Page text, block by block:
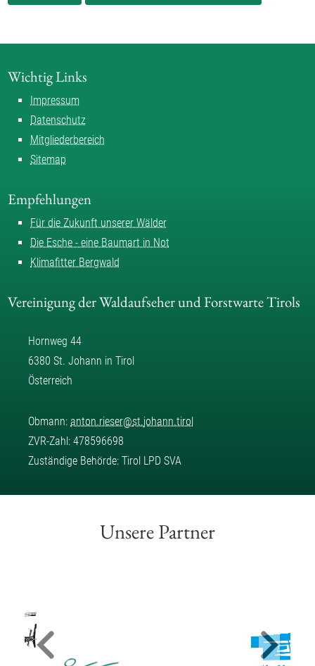
Wichtig Links
Impressum
Datenschutz
Mitgliederbereich
Sitemap
Empfehlungen
Für die Zukunft unserer Wälder
Die Esche - eine Baumart in Not
Klimafitter Bergwald
Vereinigung der Waldaufseher und Forstwarte Tirols
Hornweg 44
6380 St. Johann in Tirol
Österreich
Obmann: anton.rieser@st.johann.tirol
ZVR-Zahl: 478596698
Zuständige Behörde: Tirol LPD SVA
Unsere Partner